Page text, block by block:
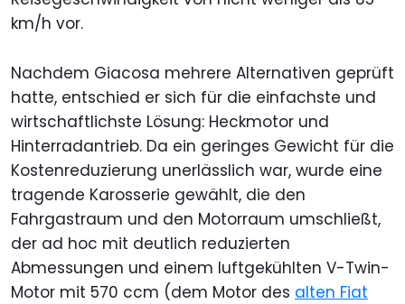
km/h vor.
Nachdem Giacosa mehrere Alternativen geprüft
hatte, entschied er sich für die einfachste und
wirtschaftlichste Lösung: Heckmotor und
Hinterradantrieb. Da ein geringes Gewicht für die
Kostenreduzierung unerlässlich war, wurde eine
tragende Karosserie gewählt, die den
Fahrgastraum und den Motorraum umschließt,
der ad hoc mit deutlich reduzierten
Abmessungen und einem luftgekühlten V-Twin-
Motor mit 570 ccm (dem Motor des alten Fiat